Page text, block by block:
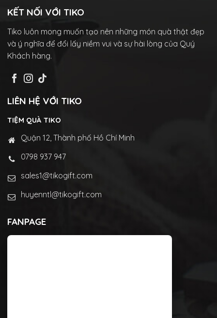
KẾT NỐI VỚI TIKO
Tiko luôn mong muốn tạo nên những món quà thật đẹp
và ý nghĩa để đổi lấy niềm vui và sự hài lòng của Quý
Khách hàng.
LIÊN HỆ VỚI TIKO
TIỆM QUÀ TIKO
Quận 12, Thành phố Hồ Chí Minh
0798 937 947
sales1@tikogift.com
huyenntl@tikogift.com
FANPAGE